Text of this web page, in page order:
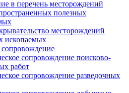
в перечень месторождений
полезных
месторождений
ископаемых
сопровождение
сопровождение поисково-
работ
сопровождение разведочных